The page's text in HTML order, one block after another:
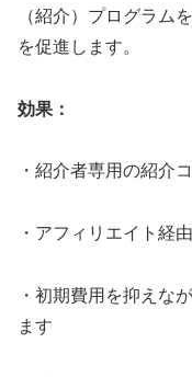
（紹介）プログラム
を促進します。
効果：
・紹介者専用の紹介
・アフィリエイト経
・初期費用を抑えな
ます